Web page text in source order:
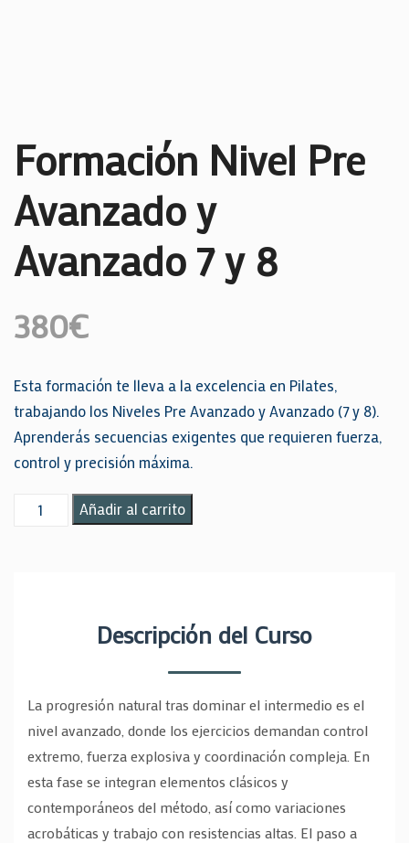
Formación Nivel Pre
Avanzado y
Avanzado 7 y 8
380€
Esta formación te lleva a la excelencia en Pilates,
trabajando los Niveles Pre Avanzado y Avanzado (7 y 8).
Aprenderás secuencias exigentes que requieren fuerza,
control y precisión máxima.
Formación
cantidad
Añadir al carrito
Descripción del Curso
La progresión natural tras dominar el intermedio es el
nivel avanzado, donde los ejercicios demandan control
extremo, fuerza explosiva y coordinación compleja. En
esta fase se integran elementos clásicos y
contemporáneos del método, así como variaciones
acrobáticas y trabajo con resistencias altas. El paso a